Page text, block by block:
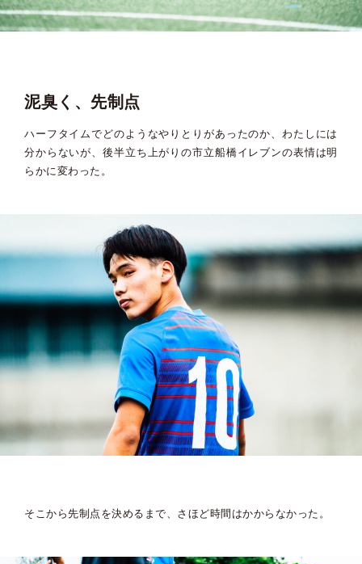
泥臭く、先制点
ハーフタイムでどのようなやりとりがあったのか、わたしには
分からないが、後半立ち上がりの市立船橋イレブンの表情は明
らかに変わった。
そこから先制点を決めるまで、さほど時間はかからなかった。